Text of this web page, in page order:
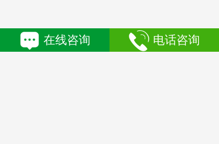
在线咨询 电话咨询